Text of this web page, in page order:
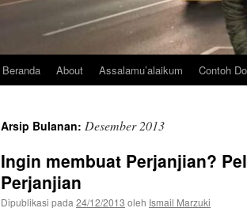
Beranda About Assalamu’alaikum Contoh
Arsip Bulanan: Desember 2013
Ingin membuat Perjanjian?
Perjanjian
Dipublikasi pada 24/12/2013 oleh Ismail Marzuki